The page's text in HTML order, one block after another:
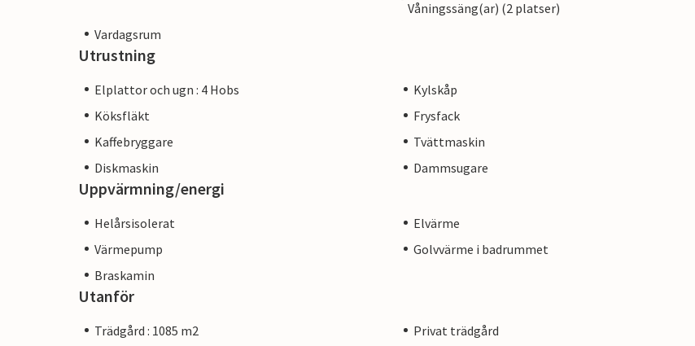
Våningssäng(ar) (2 platser)
Vardagsrum
Utrustning
Elplattor och ugn : 4 Hobs
Kylskåp
Köksfläkt
Frysfack
Kaffebryggare
Tvättmaskin
Diskmaskin
Dammsugare
Uppvärmning/energi
Helårsisolerat
Elvärme
Värmepump
Golvvärme i badrummet
Braskamin
Utanför
Trädgård : 1085 m2
Privat trädgård